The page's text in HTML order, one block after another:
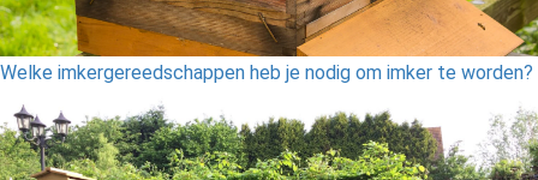
Welke imkergereedschappen heb je nodig om imker te worden?